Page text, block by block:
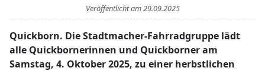
Veröffentlicht am29.09.2025
Quickborn. Die Stadtmacher-Fahrradgruppe lädt
alle Quickbornerinnen und Quickborner am
Samstag, 4. Oktober 2025, zu einer herbstlichen